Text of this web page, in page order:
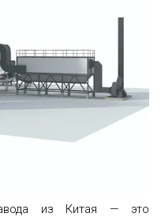
из Китая — это